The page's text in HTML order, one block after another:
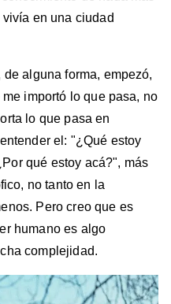
en una ciudad
alguna forma, empezó,
importó lo que pasa, no
lo que pasa en
el: "¿Qué estoy
qué estoy acá?", más
no tanto en la
Pero creo que es
humano es algo
complejidad.